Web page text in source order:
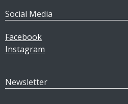
Social Media
Facebook
Instagram
Newsletter